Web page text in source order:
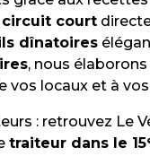
circuit court
dînatoires
, nous
vos locaux et à
: retrouvez Le
traiteur dans le